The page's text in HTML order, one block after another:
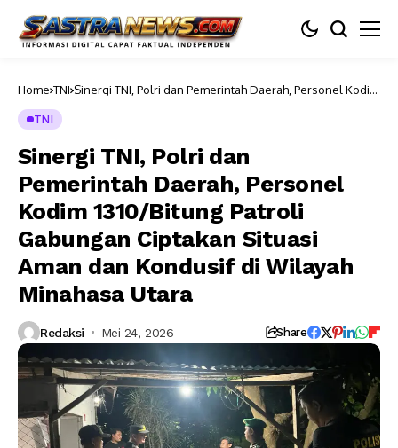
Home TNI Sinergi TNI, Polri dan Pemerintah Daerah, Personel Kodim
TNI
Sinergi TNI, Polri dan
Pemerintah Daerah, Personel
Kodim 1310/Bitung Patroli
Gabungan Ciptakan Situasi
Aman dan Kondusif di Wilayah
Minahasa Utara
Redaksi Mei 24, 2026 Share